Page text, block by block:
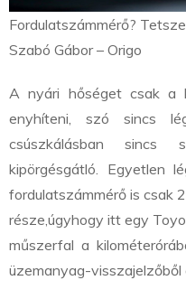
Fordulatszámmérő?
Szabó Gábor – Origo
A nyári hőséget csak a
enyhíteni, szó sincs
csúszkálásban sincs
kipörgésgátló. Egyetlen
fordulatszámmérő is csak
része, úgyhogy itt egy
műszerfal a
üzemanyag-visszajelzőből